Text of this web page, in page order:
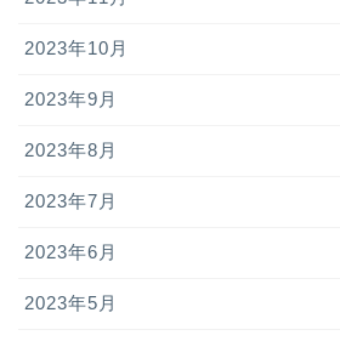
2023年10月
2023年9月
2023年8月
2023年7月
2023年6月
2023年5月